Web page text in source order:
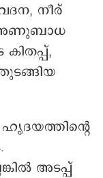
നീര്
അണുബാധ
അടപ്പ്